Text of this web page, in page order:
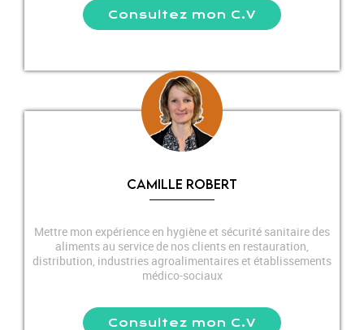
Consultez mon C.V
CAMILLE ROBERT
Mettre mon expérience en hygiène et sécurité sanitaire des
aliments au service de nos clients en restauration,
distribution, industries agroalimentaires et établissements
médico-sociaux
Consultez mon C.V